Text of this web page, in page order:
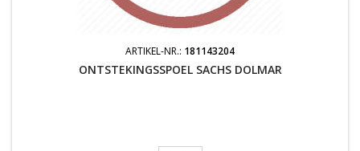
ARTIKEL-NR.: 181143204
ONTSTEKINGSSPOEL SACHS DOLMAR